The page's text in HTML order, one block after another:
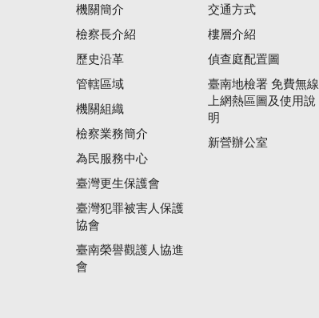
機關簡介
檢察長介紹
歷史沿革
管轄區域
機關組織
檢察業務簡介
為民服務中心
臺灣更生保護會
臺灣犯罪被害人保護
協會
臺南榮譽觀護人協進
會
交通方式
樓層介紹
偵查庭配置圖
臺南地檢署 免費無線
上網熱區圖及使用說
明
新營辦公室